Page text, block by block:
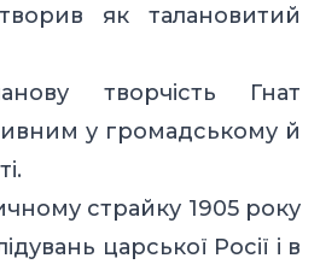
як талановитий
творчість Гнат
у громадському й
страйку 1905 року
царської Росії і в